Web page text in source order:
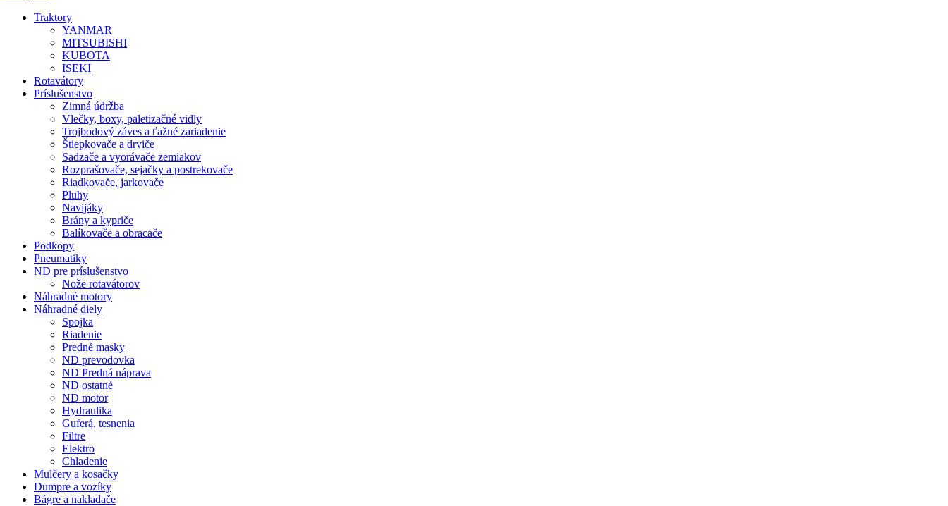
Traktory
YANMAR
MITSUBISHI
KUBOTA
ISEKI
Rotavátory
Príslušenstvo
Zimná údržba
Vlečky, boxy, paletizačné vidly
Trojbodový záves a ťažné zariadenie
Štiepkovače a drviče
Sadzače a vyorávače zemiakov
Rozprašovače, sejačky a postrekovače
Riadkovače, jarkovače
Pluhy
Navijáky
Brány a kypriče
Balíkovače a obracače
Podkopy
Pneumatiky
ND pre príslušenstvo
Nože rotavátorov
Náhradné motory
Náhradné diely
Spojka
Riadenie
Predné masky
ND prevodovka
ND Predná náprava
ND ostatné
ND motor
Hydraulika
Guferá, tesnenia
Filtre
Elektro
Chladenie
Mulčery a kosačky
Dumpre a vozíky
Bágre a nakladače